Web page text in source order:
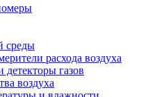
среды
расхода воздуха
детекторы газов
воздуха